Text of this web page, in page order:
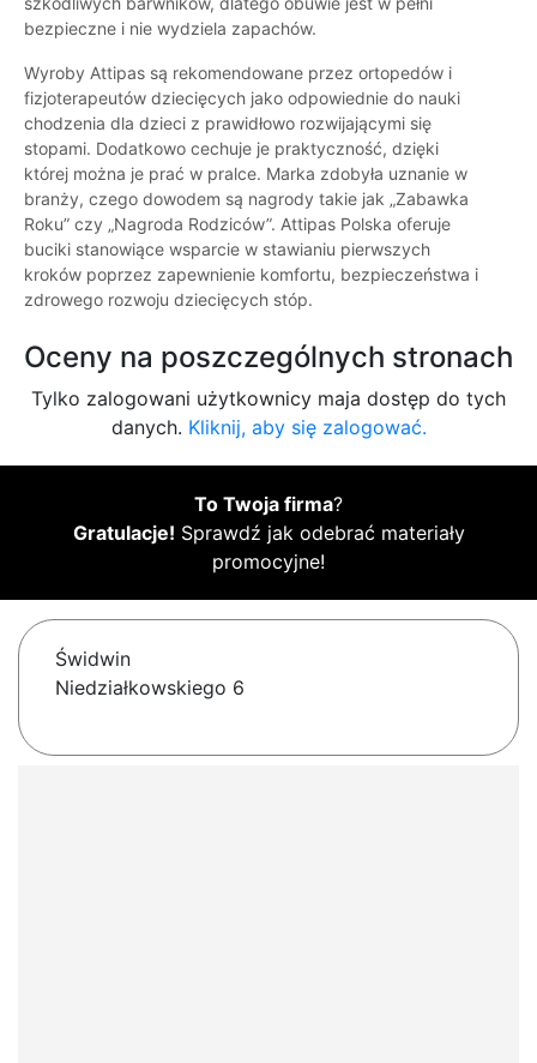
bezpieczne i nie wydziela zapachów.
Wyroby Attipas są rekomendowane przez ortopedów i
fizjoterapeutów dziecięcych jako odpowiednie do nauki
chodzenia dla dzieci z prawidłowo rozwijającymi się
stopami. Dodatkowo cechuje je praktyczność, dzięki
której można je prać w pralce. Marka zdobyła uznanie w
branży, czego dowodem są nagrody takie jak „Zabawka
Roku” czy „Nagroda Rodziców”. Attipas Polska oferuje
buciki stanowiące wsparcie w stawianiu pierwszych
kroków poprzez zapewnienie komfortu, bezpieczeństwa i
zdrowego rozwoju dziecięcych stóp.
Oceny na poszczególnych stronach
Tylko zalogowani użytkownicy maja dostęp do tych
danych. Kliknij, aby się zalogować.
To Twoja firma?
Gratulacje! Sprawdź jak odebrać materiały
promocyjne!
Świdwin
Niedziałkowskiego 6